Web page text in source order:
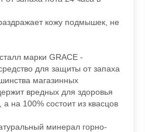
кожу подмышек, не
марки GRACE -
для защиты от запаха
магазинных
вредных для здоровья
на 100% состоит из квасцов
минерал горно-